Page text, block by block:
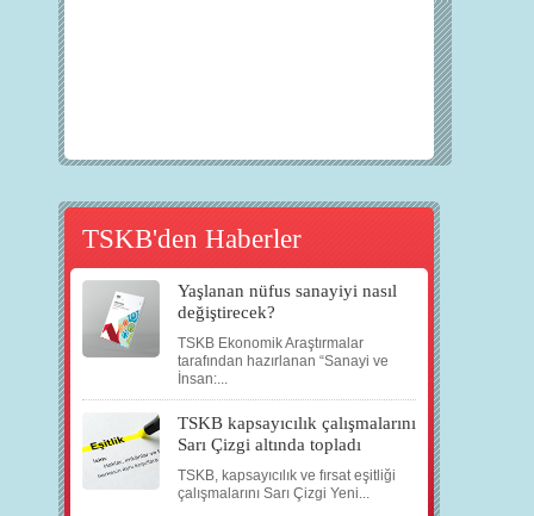
TSKB'den Haberler
Yaşlanan nüfus sanayiyi nasıl
değiştirecek?
TSKB Ekonomik Araştırmalar
tarafından hazırlanan “Sanayi ve
İnsan:...
TSKB kapsayıcılık çalışmalarını
Sarı Çizgi altında topladı
TSKB, kapsayıcılık ve fırsat eşitliği
çalışmalarını Sarı Çizgi Yeni...